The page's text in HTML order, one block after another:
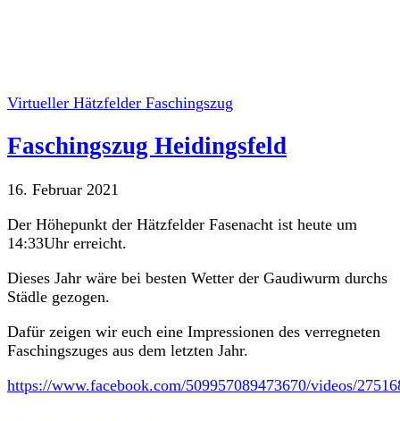
Virtueller Hätzfelder Faschingszug
Faschingszug Heidingsfeld
16. Februar 2021
Der Höhepunkt der Hätzfelder Fasenacht ist heute um
14:33Uhr erreicht.
Dieses Jahr wäre bei besten Wetter der Gaudiwurm durchs
Städle gezogen.
Dafür zeigen wir euch eine Impressionen des verregneten
Faschingszuges aus dem letzten Jahr.
https://www.facebook.com/509957089473670/videos/